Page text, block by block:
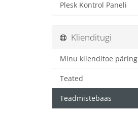
Plesk Kontrol Paneli
Klienditugi
Minu klienditoe
Teated
Teadmistebaas